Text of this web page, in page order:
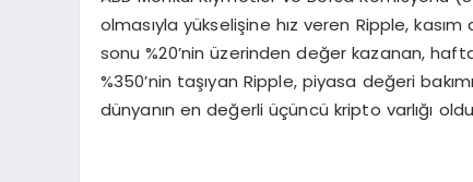
olmasıyla yükselişine hız veren Ripple, kasım
sonu %20’nin üzerinden değer kazanan,
%350’nin taşıyan Ripple, piyasa değeri
dünyanın en değerli üçüncü kripto varlığı